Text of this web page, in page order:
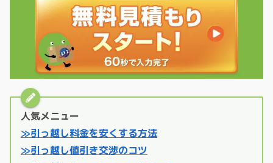
人気メニュー
≫引っ越し料金を安くする方法
≫引っ越し値引き交渉のコツ